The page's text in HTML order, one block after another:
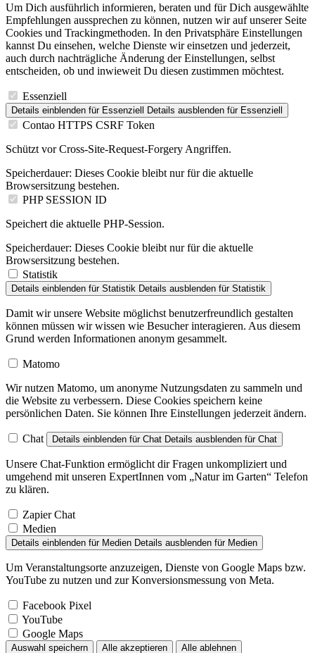
Um Dich ausführlich informieren, beraten und für Dich ausgewählte
Empfehlungen aussprechen zu können, nutzen wir auf unserer Seite
Cookies und Trackingmethoden. In den Privatsphäre Einstellungen
kannst Du einsehen, welche Dienste wir einsetzen und jederzeit,
auch durch nachträgliche Änderung der Einstellungen, selbst
entscheiden, ob und inwieweit Du diesen zustimmen möchtest.
Essenziell
Details einblenden für Essenziell Details ausblenden für Essenziell
Contao HTTPS CSRF Token
Schützt vor Cross-Site-Request-Forgery Angriffen.
Speicherdauer: Dieses Cookie bleibt nur für die aktuelle
Browsersitzung bestehen.
PHP SESSION ID
Speichert die aktuelle PHP-Session.
Speicherdauer: Dieses Cookie bleibt nur für die aktuelle
Browsersitzung bestehen.
Statistik
Details einblenden für Statistik Details ausblenden für Statistik
Damit wir unsere Website möglichst benutzerfreundlich gestalten
können müssen wir wissen wie Besucher interagieren. Aus diesem
Grund werden Informationen anonym gesammelt.
Matomo
Wir nutzen Matomo, um anonyme Nutzungsdaten zu sammeln und
die Website zu verbessern. Diese Cookies speichern keine
persönlichen Daten. Sie können Ihre Einstellungen jederzeit ändern.
Chat Details einblenden für Chat Details ausblenden für Chat
Unsere Chat-Funktion ermöglicht dir Fragen unkompliziert und
umgehend mit unseren ExpertInnen vom „Natur im Garten“ Telefon
zu klären.
Zapier Chat
Medien
Details einblenden für Medien Details ausblenden für Medien
Um Veranstaltungsorte anzuzeigen, Dienste von Google Maps bzw.
YouTube zu nutzen und zur Konversionsmessung von Meta.
Facebook Pixel
YouTube
Google Maps
Auswahl speichern Alle akzeptieren Alle ablehnen